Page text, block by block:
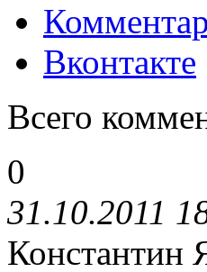
Вконтакте
Всего
0
31.10.2011
Константин